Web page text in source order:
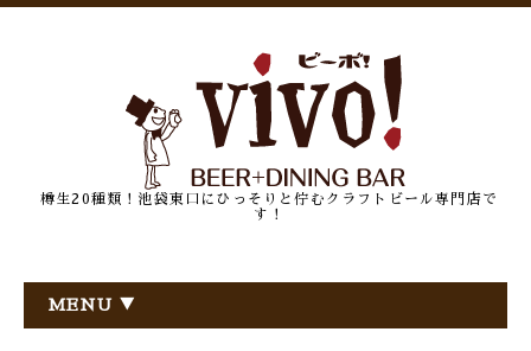
樽生20種類！池袋東口にひっそりと佇むクラフトビール専門店で
す！
MENU ▼